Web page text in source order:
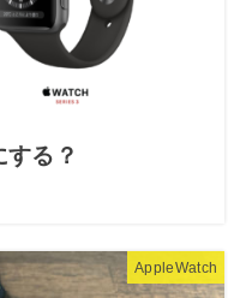
る？
AppleWatch